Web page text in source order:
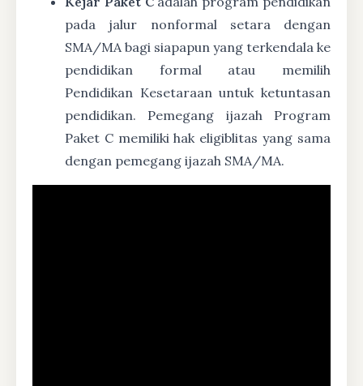
pada jalur nonformal setara dengan
SMA/MA bagi siapapun yang terkendala ke
pendidikan formal atau memilih
Pendidikan Kesetaraan untuk ketuntasan
pendidikan. Pemegang ijazah Program
Paket C memiliki hak eligiblitas yang sama
dengan pemegang ijazah SMA/MA.